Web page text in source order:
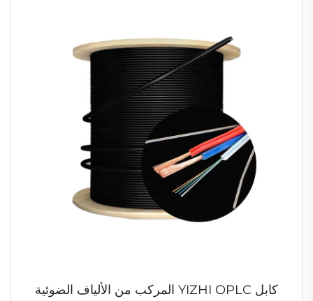
كابل YIZHI OPLC المركب من الألياف الضوئية